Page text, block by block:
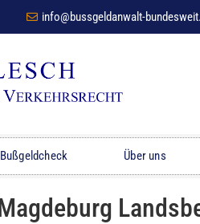
info@bussgeldanwalt-
Bußgeldcheck Über uns